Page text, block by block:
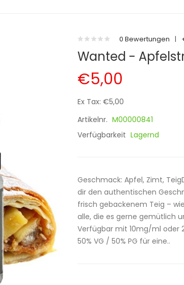
0 Bewertungen |
Wanted -
€5,00
Ex Tax: €5,00
Artikelnr. M00000841
Verfügbarkeit Lagernd
Geschmack: Apfel, Zimt,
dir den authentischen
frisch gebackenem Teig –
alle, die es gerne gemütlich
Verfügbar mit 10mg/ml oder
50% VG / 50% PG für eine..